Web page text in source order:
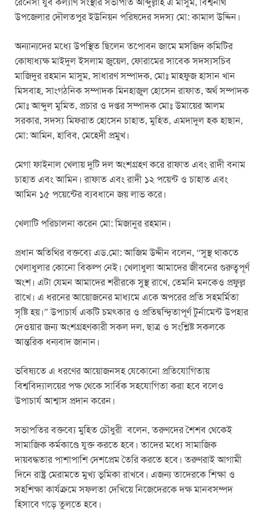
রেনেসাঁ যুব কল্যাণ সংস্থার সভাপতি আব্দুল্লাহ এ মাসুম, বিশ্বনাথ
উপজেলার দৌলতপুর ইউনিয়ন পরিষদের সদস্য মো: কামাল উদ্দিন।
অন্যান্যদের মধ্যে উপস্থিত ছিলেন তপোবন জামে মসজিদ কমিটির
কোষাধ্যক্ষ মাইদুল ইসলাম জুয়েল, ফোরামের সাবেক সদস্যসচিব
মাজিদুর রহমান মাসুম, সাধারণ সম্পাদক, মোঃ মাহফুজ হাসান খান
মিসবাহ, সাংগঠনিক সম্পাদক মিনহাজুল হোসেন রাফাত, অর্থ সম্পাদক
মোঃ আব্দুল মুমিত, প্রচার ও দপ্তর সম্পাদক মোঃ উমায়ের আলম
সরকার, সদস্য মিফরাত হোসেন চাহাত, মুহিত, এমদাদুল হক হাছান,
মো: আমিন, হাবিব, মেহেদী প্রমুখ।
মেগা ফাইনাল খেলায় দুটি দল অংশগ্রহণ করে রাফাত এবং রাদী বনাম
চাহাত এবং আমিন। রাফাত এবং রাদী ১২ পয়েন্ট ও চাহাত এবং
আমিন ১৫ পয়েন্টের ব্যবধানে জয় লাভ করে।
খেলাটি পরিচালনা করেন মো: মিজানুর রহমান।
প্রধান অতিথির বক্তব্যে এড.মো: আজিম উদ্দীন বলেন, “সুস্থ থাকতে
খেলাধুলার কোনো বিকল্প নেই। খেলাধুলা আমাদের জীবনের গুরুত্বপূর্ণ
অংশ। এটা যেমন আমাদের শরীরকে সুস্থ রাখে, তেমনি মনকেও প্রফুল্ল
রাখে। এ ধরনের আয়োজনের মাধ্যমে একে অপরের প্রতি সহমর্মিতা
সৃষ্টি হয়।” উপাচার্য একটি চমৎকার ও প্রতিদ্বন্দ্বিতাপূর্ণ টুর্নামেন্ট উপহার
দেওয়ার জন্য অংশগ্রহণকারী সকল দল, ছাত্র ও সংশ্লিষ্ট সকলকে
আন্তরিক ধন্যবাদ জানান।
ভবিষ্যতে এ ধরণের আয়োজনসহ যেকোনো প্রতিযোগিতায়
বিশ্ববিদ্যালয়ের পক্ষ থেকে সার্বিক সহযোগিতা করা হবে বলেও
উপাচার্য আশ্বাস প্রদান করেন।
সভাপতির বক্তব্যে মুহিত চৌধুরী বলেন, তরুণদের শৈশব থেকেই
সামাজিক কর্মকাণ্ডে যুক্ত করতে হবে। তাদের মধ্যে সামাজিক
দায়বদ্ধতার পাশাপাশি দেশপ্রেম তৈরি করতে হবে। তরুণরাই আগামী
দিনে রাষ্ট্র মেরামতে মুখ্য ভূমিকা রাখবে। এজন্য তাদেরকে শিক্ষা ও
সহশিক্ষা কার্যক্রমে সফলতা দেখিয়ে নিজেদেরকে দক্ষ মানবসম্পদ
হিসাবে গড়ে তুলতে হবে।